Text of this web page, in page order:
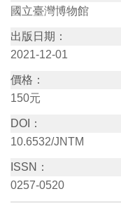
訊
教
活
版
國立臺灣博物館
出版日期：
2021-12-01
價格：
150元
DOI：
10.6532/JNTM
ISSN：
0257-0520